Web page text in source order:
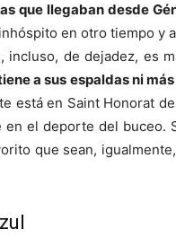
que llegaban desde
en otro tiempo y
de dejadez, es
a sus espaldas ni
está en Saint Honorat
el deporte del buceo.
que sean,